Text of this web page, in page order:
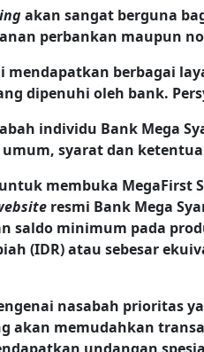
akan sangat berguna
perbankan maupun
berbagai
dipenuhi oleh bank.
individu Bank Mega
umum, syarat dan
membuka MegaFirst
resmi Bank Mega
saldo minimum pada
(IDR) atau sebesar
nasabah prioritas
akan memudahkan